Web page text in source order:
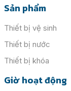
Sản phẩm
Thiết bị vệ sinh
Thiết bị nước
Thiết bị khóa
Giờ hoạt động